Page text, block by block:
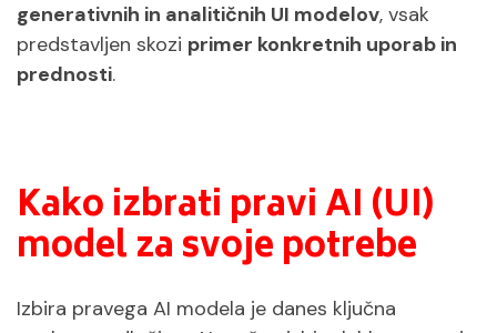
generativnih in analitičnih UI modelov, vsak
predstavljen skozi primer konkretnih uporab in
prednosti.
Kako izbrati pravi AI (UI)
model za svoje potrebe
Izbira pravega AI modela je danes ključna